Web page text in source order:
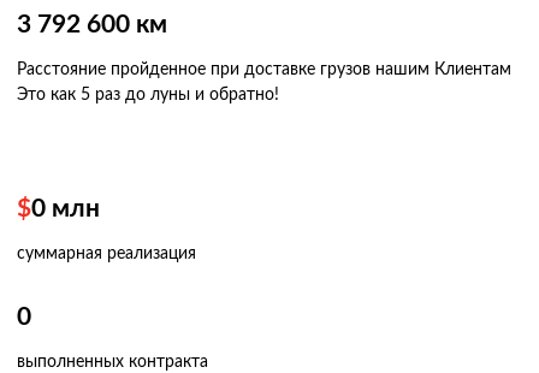
3 792 600 км
Расстояние пройденное при доставке грузов нашим Клиентам
Это как 5 раз до луны и обратно!
$0 млн
суммарная реализация
0
выполненных контракта